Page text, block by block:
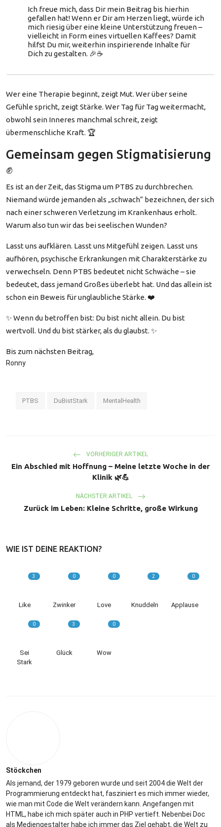
Ich freue mich, dass Dir mein Beitrag bis hierhin
gefallen hat! Wenn er Dir am Herzen liegt, würde ich
mich riesig über eine kleine Unterstützung freuen –
vielleicht in Form eines virtuellen Kaffees? Damit
hilfst Du mir, weiterhin inspirierende Inhalte für
Dich zu gestalten. 🎉☕
Wer eine Therapie beginnt, zeigt Mut. Wer über seine
Gefühle spricht, zeigt Stärke. Wer Tag für Tag weitermacht,
obwohl sein Inneres manchmal schreit, zeigt
übermenschliche Kraft. 🏆
Gemeinsam gegen Stigmatisierung
✊
Es ist an der Zeit, das Stigma um PTBS zu durchbrechen.
Niemand würde jemanden als „schwach“ bezeichnen, der sich
nach einer schweren Verletzung im Krankenhaus erholt.
Warum also tun wir das bei seelischen Wunden?
Lasst uns aufklären. Lasst uns Mitgefühl zeigen. Lasst uns
aufhören, psychische Erkrankungen mit Charakterstärke zu
verwechseln. Denn PTBS bedeutet nicht Schwäche – sie
bedeutet, dass jemand Großes überlebt hat. Und das allein ist
schon ein Beweis für unglaubliche Stärke. ❤️
✨ Wenn du betroffen bist: Du bist nicht allein. Du bist
wertvoll. Und du bist stärker, als du glaubst. ✨
Bis zum nächsten Beitrag,
Ronny
PTBS DuBistStark MentalHealth
VORHERIGER ARTIKEL
Ein Abschied mit Hoffnung – Meine letzte Woche in der
Klinik 🌿💪
NÄCHSTER ARTIKEL
Zurück im Leben: Kleine Schritte, große Wirkung
WIE IST DEINE REAKTION?
3
Like
0
Zwinker
0
Love
2
Knuddeln
0
Applause
0
Sei
Stark
3
Glück
0
Wow
Stöckchen
Als jemand, der 1979 geboren wurde und seit 2004 die Welt der
Programmierung entdeckt hat, fasziniert es mich immer wieder,
wie man mit Code die Welt verändern kann. Angefangen mit
HTML, habe ich mich später auch in PHP vertieft. Nebenbei Doc
als Mediengestalter habe ich immer das Ziel gehabt, die Welt zu